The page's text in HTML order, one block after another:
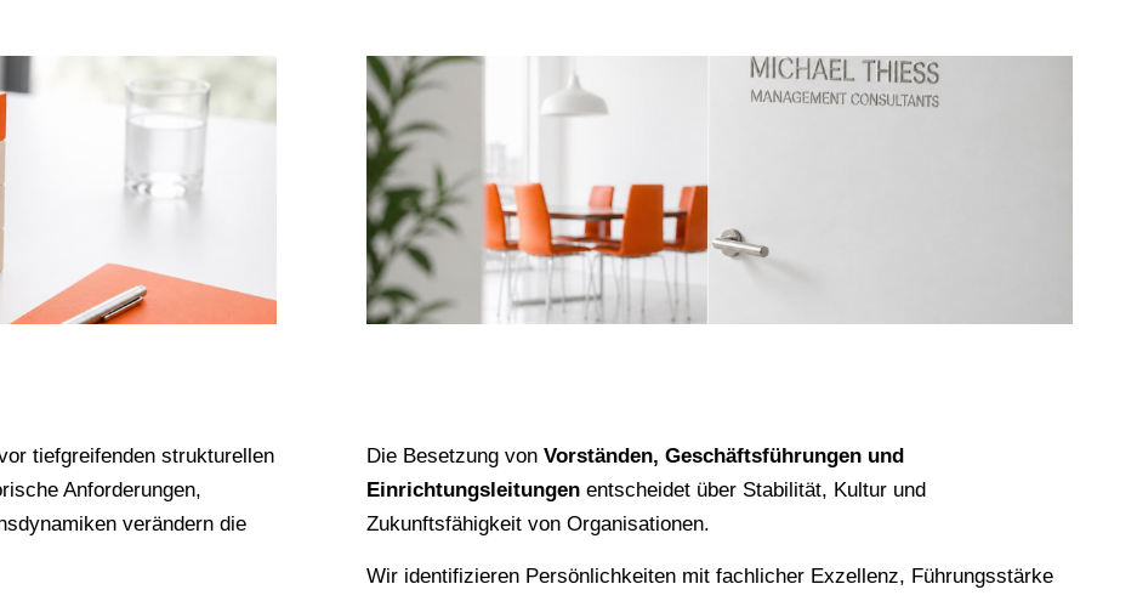
tiefgreifenden strukturellen
Anforderungen,
verändern die
Die Besetzung vonVorständen, Geschäftsführungen und
Einrichtungsleitungen entscheidet über Stabilität, Kultur und
Zukunftsfähigkeit von Organisationen.
Wir identifizieren Persönlichkeiten mit fachlicher Exzellenz, Führungsstärke